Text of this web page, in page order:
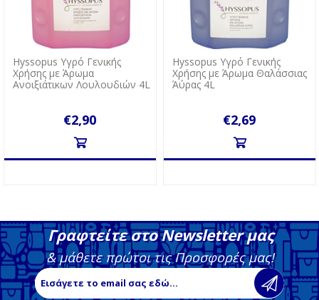
Hyssopus Υγρό Γενικής
Χρήσης με Άρωμα
Ανοιξιάτικων Λουλουδιών 4L
€2,90
Hyssopus Υγρό Γενικής
Χρήσης με Άρωμα Θαλάσσιας
Άύρας 4L
€2,69
Γραφτείτε στο Newsletter μας
& μάθετε πρώτοι τις Προσφορές μας!